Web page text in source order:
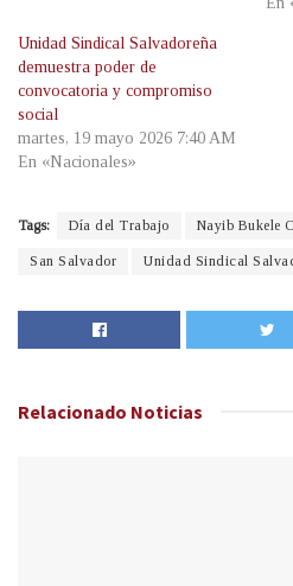
Unidad Sindical Salvadoreña
demuestra poder de
convocatoria y compromiso
social
martes, 19 mayo 2026 7:40 AM
En «Nacionales»
Tags: Día del Trabajo Nayib Bukele
San Salvador Unidad Sindical
Relacionado Noticias